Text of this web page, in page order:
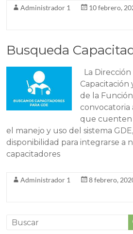
Administrador 1 10 febrero,
Busqueda
La
de la
convocatoria
que cuenten
el manejo y uso del sistema
disponibilidad para integrarse a
capacitadores
Administrador 1 8 febrero,